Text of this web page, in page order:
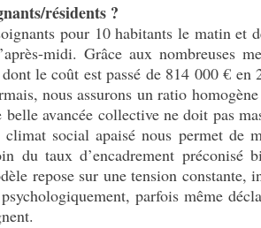
résidents ?
pour 10 habitants le matin et
midi. Grâce aux nombreuses
le coût est passé de 814 000 €
nous assurons un ratio
avancée collective ne doit pas
social apaisé nous permet
du taux d’encadrement
repose sur une tension constante,
parfois même